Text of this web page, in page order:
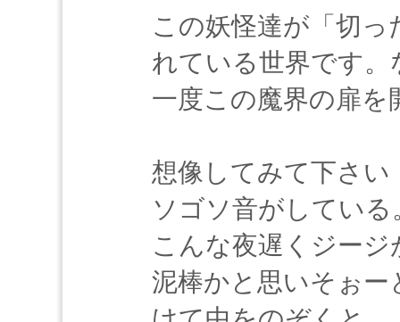
この妖怪達が「切
れている世界です
一度この魔界の扉
想像してみて下さ
ソゴソ音がしている
こんな夜遅くジー
泥棒かと思いそぉ